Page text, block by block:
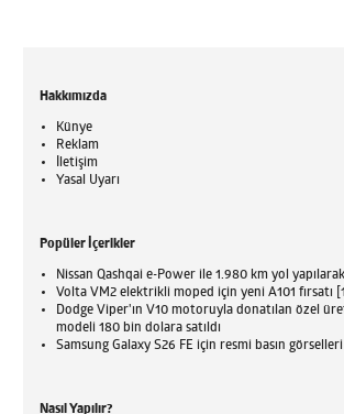
Hakkımızda
Künye
Reklam
İletişim
Yasal Uyarı
Popüler İçerikler
Nissan Qashqai e-Power ile 1.980 km yol yapılarak
Volta VM2 elektrikli moped için yeni A101 fırsatı
Dodge Viper'ın V10 motoruyla donatılan özel
modeli 180 bin dolara satıldı
Samsung Galaxy S26 FE için resmi basın görselleri
Nasıl Yapılır?